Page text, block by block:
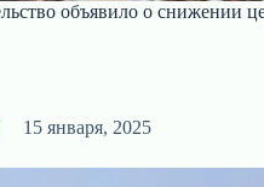
объявило о снижении
15 января, 2025